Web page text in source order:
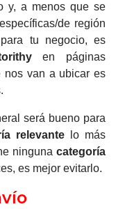
y, a menos que se
de región
tu negocio, es
en páginas
nos van a ubicar es
será bueno para
relevantelo más
ninguna categoría
es mejor evitarlo.